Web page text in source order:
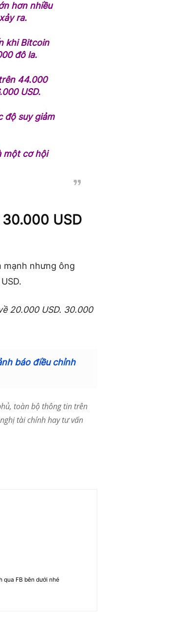
hơn nhiều
ra.
khi Bitcoin
đô la.
44.000
USD.
độ suy giảm
một cơ hội
USD
mạnh nhưng ông
20.000 USD. 30.000
báo điều chỉnh
toàn bộ thông tin trên
tài chính hay tư vấn
qua FB bên dưới nhé